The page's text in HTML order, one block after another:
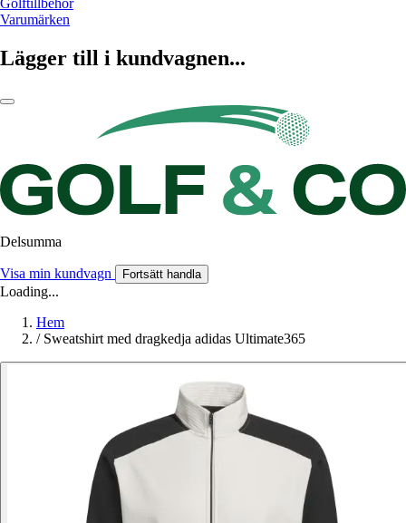
Golftillbehör
Varumärken
Lägger till i kundvagnen...
Delsumma
Visa min kundvagn Fortsätt handla
Loading...
Hem
/ Sweatshirt med dragkedja adidas Ultimate365